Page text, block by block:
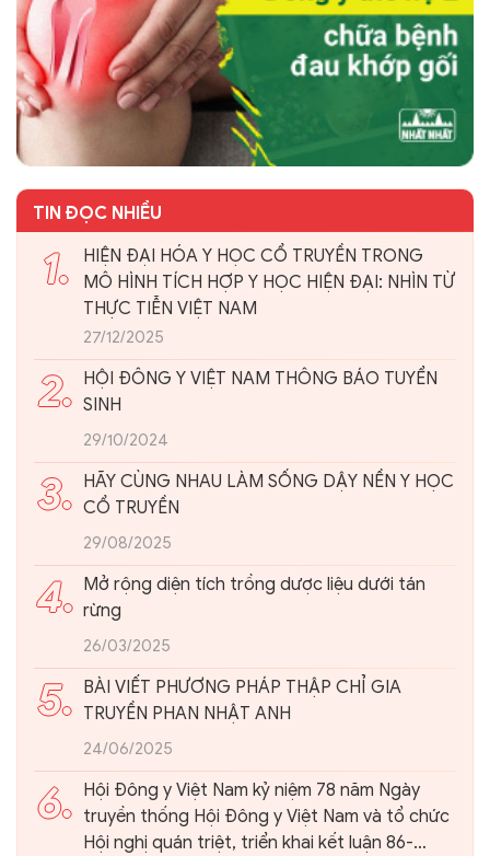
TIN ĐỌC NHIỀU
1.
HIỆN ĐẠI HÓA Y HỌC CỔ TRUYỀN TRONG
MÔ HÌNH TÍCH HỢP Y HỌC HIỆN ĐẠI: NHÌN TỪ
THỰC TIỄN VIỆT NAM
27/12/2025
2. HỘI ĐÔNG Y VIỆT NAM THÔNG BÁO TUYỂN
SINH
29/10/2024
3. HÃY CÙNG NHAU LÀM SỐNG DẬY NỀN Y HỌC
CỔ TRUYỀN
29/08/2025
4. Mở rộng diện tích trồng dược liệu dưới tán
rừng
26/03/2025
5. BÀI VIẾT PHƯƠNG PHÁP THẬP CHỈ GIA
TRUYỀN PHAN NHẬT ANH
24/06/2025
6. Hội Đông y Việt Nam kỷ niệm 78 năm Ngày
truyền thống Hội Đông y Việt Nam và tổ chức
Hội nghị quán triệt, triển khai kết luận 86-